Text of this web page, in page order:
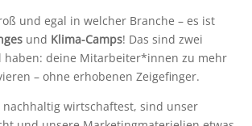
und egal in welcher Branche – es ist
und Klima-Camps! Das sind zwei
haben: deine Mitarbeiter*innen zu mehr
– ohne erhobenen Zeigefinger.
nachhaltig wirtschaftest, sind unser